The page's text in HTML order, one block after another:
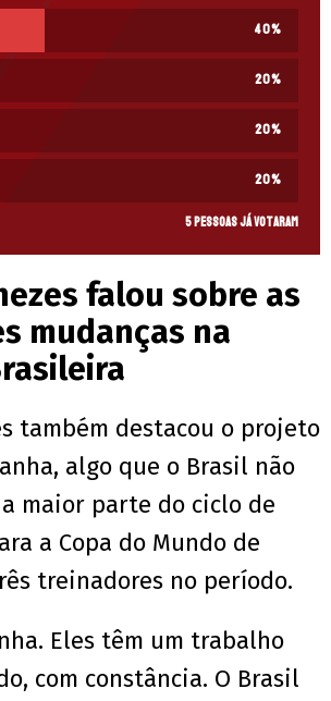
40%
20%
20%
20%
5 pessoas já votaram
falou sobre as
mudanças na
também destacou o projeto
algo que o Brasil não
maior parte do ciclo de
a Copa do Mundo de
treinadores no período.
Eles têm um trabalho
com constância. O Brasil